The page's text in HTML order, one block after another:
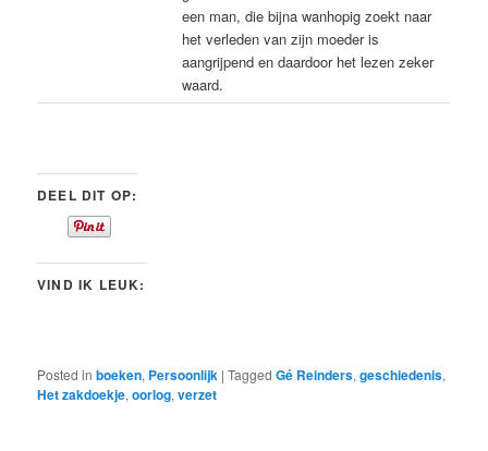
een man, die bijna wanhopig zoekt naar
het verleden van zijn moeder is
aangrijpend en daardoor het lezen zeker
waard.
DEEL DIT OP:
VIND IK LEUK:
Posted in boeken, Persoonlijk |Tagged Gé Reinders,geschiedenis,
Het zakdoekje,oorlog,verzet